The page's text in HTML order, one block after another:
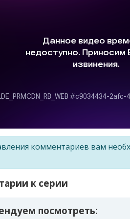
комментариев вам
к серии
посмотреть: